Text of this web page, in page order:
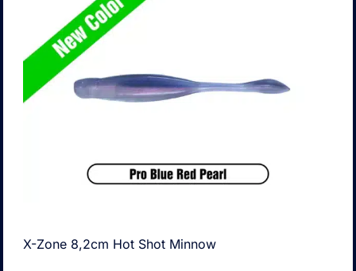
X-Zone 8,2cm Hot Shot Minnow